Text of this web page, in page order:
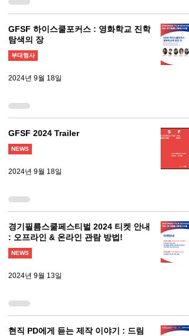
GFSF 하이스쿨포커스 : 영화학교 진학
탐색의 장
부대행사
2024년 9월 18일
GFSF 2024 Trailer
NEWS
2024년 9월 18일
경기필름스쿨페스티벌 2024 티켓 안내
: 오프라인 & 온라인 관람 방법!
NEWS
2024년 9월 13일
현직 PD에게 듣는 제작 이야기 : 드림